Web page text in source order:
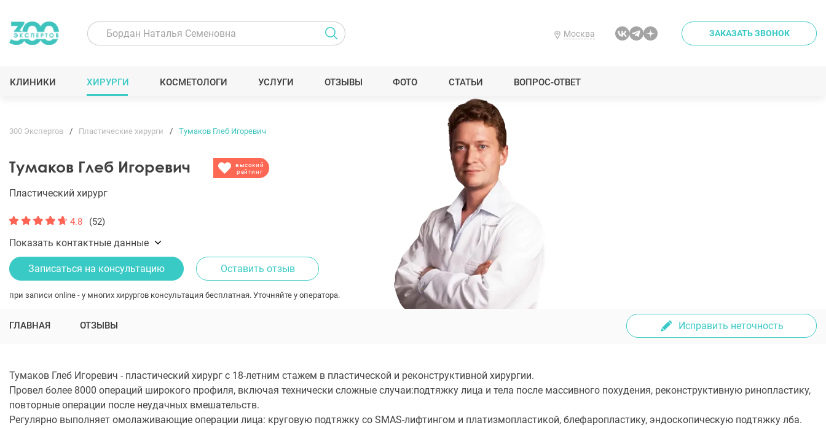
Москва ЗАКАЗАТЬ ЗВОНОК
КЛИНИКИ ХИРУРГИ КОСМЕТОЛОГИ УСЛУГИ ОТЗЫВЫ ФОТО СТАТЬИ ВОПРОС-ОТВЕТ
300 Экспертов Пластические хирурги Тумаков Глеб Игоревич
Тумаков Глеб Игоревич
высокий
рейтинг
Пластический хирург
4.8 (52)
Показать контактные данные
Записаться на консультацию Оставить отзыв
при записи online - у многих хирургов консультация бесплатная. Уточняйте у оператора.
ГЛАВНАЯ ОТЗЫВЫ Исправить неточность
Тумаков Глеб Игоревич - пластический хирург с 18-летним стажем в пластической и реконструктивной хирургии.
Провел более 8000 операций широкого профиля, включая технически сложные случаи:подтяжку лица и тела после массивного похудения, реконструктивную ринопластику,
повторные операции после неудачных вмешательств.
Регулярно выполняет омолаживающие операции лица: круговую подтяжку со SMAS-лифтингом и платизмопластикой, блефаропластику, эндоскопическую подтяжку лба.